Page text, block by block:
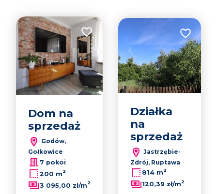
Dodaj do ulubionych
Dom na
sprzedaż
Godów,
Gołkowice
7 pokoi
200 m2
3 095,00 zł/m2
Dodaj do
Działka
na
sprzedaż
Jastrzębie-
Zdrój, Ruptawa
814 m2
120,39 zł/m2